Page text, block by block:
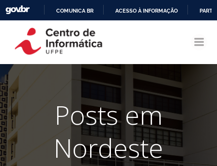
CONTEÚDO
COMUNICA BR ACESSO À INFORMAÇÃO
Posts em
Nordeste